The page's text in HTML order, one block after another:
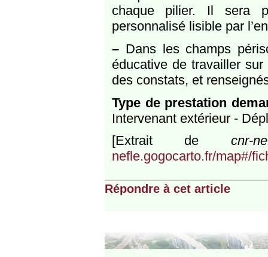
chaque pilier. Il sera
personnalisé lisible par
–Dans les champs
éducative de travailler
des constats, et
Type de prestation
Intervenant extérieur -
[Extrait de cnr-
nefle.gogocarto.fr/map#/
Répondre à cet article